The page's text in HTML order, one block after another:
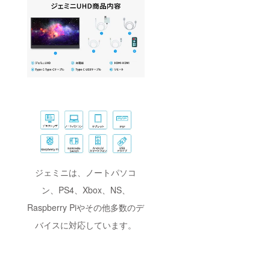
ジェミニは、ノートパソコ
ン、PS4、Xbox、NS、
Raspberry Piやその他多数のデ
バイスに対応しています。